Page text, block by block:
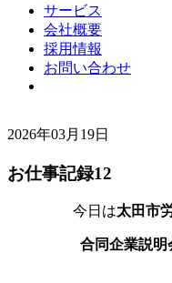
サービス
会社概要
採用情報
お問い合わせ
2026年03月19日
お仕事記録12
今日は太田市
合同企業説明